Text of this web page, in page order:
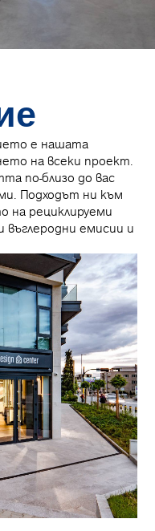
е нашата
на всеки проект.
по-близо до вас
Подходът ни към
на рециклируеми
въглеродни емисии и